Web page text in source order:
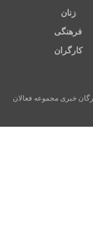
زنان
فرهنگی
کارگران
ارگان خبری مجموعه فعالان